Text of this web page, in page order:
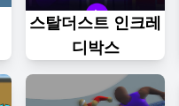
스탈더스트 인크레
디박스